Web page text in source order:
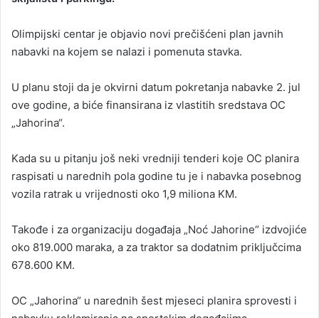
Olimpijski centar je objavio novi prečišćeni plan javnih
nabavki na kojem se nalazi i pomenuta stavka.
U planu stoji da je okvirni datum pokretanja nabavke 2. jul
ove godine, a biće finansirana iz vlastitih sredstava OC
„Jahorina“.
Kada su u pitanju još neki vredniji tenderi koje OC planira
raspisati u narednih pola godine tu je i nabavka posebnog
vozila ratrak u vrijednosti oko 1,9 miliona KM.
Takođe i za organizaciju događaja „Noć Jahorine“ izdvojiće
oko 819.000 maraka, a za traktor sa dodatnim priključcima
678.600 KM.
OC „Jahorina“ u narednih šest mjeseci planira sprovesti i